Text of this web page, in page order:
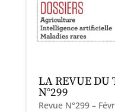
LA REVUE DU
N°299
Revue N°299 –